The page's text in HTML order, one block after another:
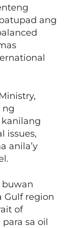
ang
ng
issues,
anila’y
buwan
Gulf region
of
sa oil